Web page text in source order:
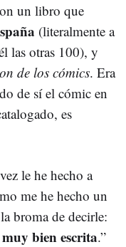
un libro que
(literalmente a
las otras 100), y
de los cómics. Era
de sí el cómic en
es
le he hecho a
me he hecho un
broma de decirle:
bien escrita.”